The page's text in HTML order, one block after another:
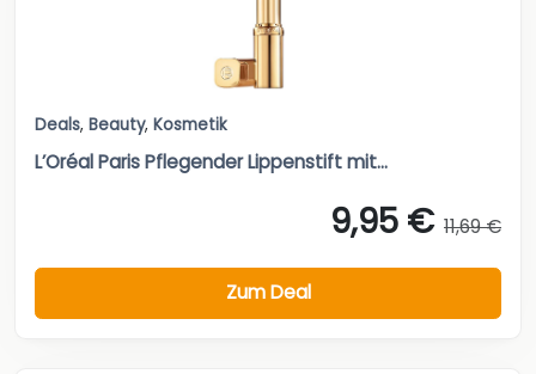
Deals, Beauty, Kosmetik
L’Oréal Paris Pflegender Lippenstift mit...
9,95 € 11,69 €
Zum Deal